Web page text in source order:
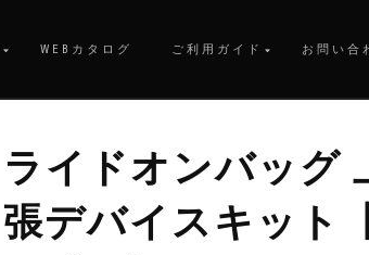
WEBカタログ ご利用ガイド お問い合
ライドオンバッグ
張デバイスキット